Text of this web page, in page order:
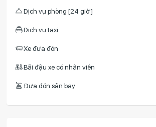
Dịch vụ phòng [24 giờ]
Dịch vụ taxi
Xe đưa đón
Bãi đậu xe có nhân viên
Đưa đón sân bay